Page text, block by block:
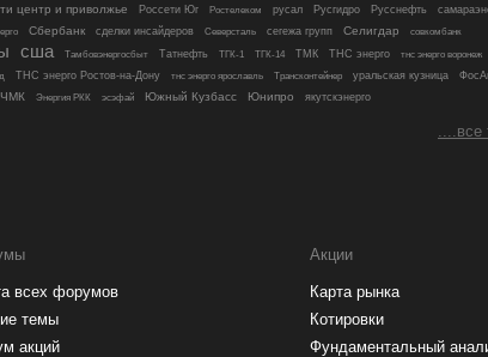
центр и приволжье Россети Юг Ростелеком русал Русгидро Русснефть
Сбербанк сделки инсайдеров Северсталь сегежа групп Селигдар совкомбанк
сша Тамбовэнергосбыт Татнефть ТГК-1 ТГК-14 ТМК ТНС энерго
тнс энерго воронеж
ТНС энерго Ростов-на-Дону тнс энерго ярославль Трансконтейнер уральская кузница
ЧМК Энергия РКК эсэфай Южный Кузбасс Юнипро якутскэнерго
....все
всех форумов
темы
акций
Акции
Карта рынка
Котировки
Фундаментальный